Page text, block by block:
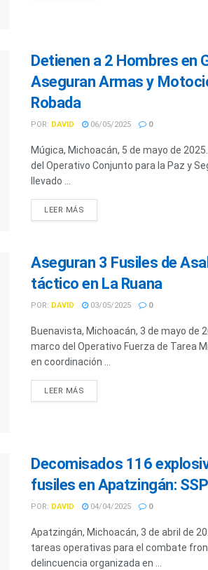
Detienen a 2 Hombres en
Aseguran Armas y
Robada
POR: DAVID 06/05/2025 0
Múgica, Michoacán, 5 de mayo de
del Operativo Conjunto para la Paz y
llevado ...
LEER MÁS
Aseguran 3 Fusiles de
táctico en La Ruana
POR: DAVID 03/05/2025 0
Buenavista, Michoacán, 3 de mayo de
marco del Operativo Fuerza de Tarea
en coordinación ...
LEER MÁS
Decomisados 116
fusiles en Apatzingán: SSP
POR: DAVID 04/04/2025 0
Apatzingán, Michoacán, 3 de abril de
tareas operativas para el combate
delincuencia organizada en ...